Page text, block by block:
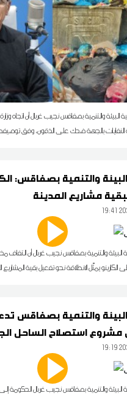
والتنمية بصفاقس نجيب غربال أن اتجاه
بالجهة ضحك على الذقون، وفق
والتنمية بصفاقس:
مشاريع المدينة
والتنمية بصفاقس نجيب غربال أن التفاف
الكازينو يمثّل الانطلاقة نحو تفعيل بقية
والتنمية بصفاقس
مشروع استصلاح الساحل
والتنمية بصفاقس نجيب غربال الحكومة إلى